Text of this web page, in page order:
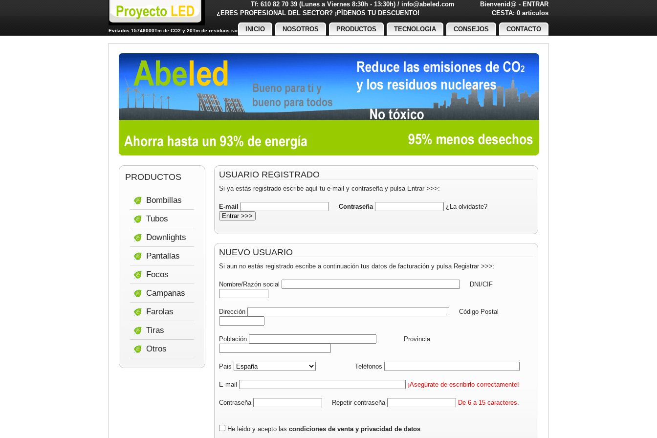
Tf: 610 82 70 39 (Lunes a Viernes 8:30h - 13:30h) / info@abeled.com Bienvenid@ - ENTRAR
¿ERES PROFESIONAL DEL SECTOR? ¡PÍDENOS TU DESCUENTO!
CESTA: 0 artículos
Evitados 15746000Tm de CO2 y 20Tm de residuos radiactivos
INICIO NOSOTROS PRODUCTOS TECNOLOGIA CONSEJOS CONTACTO
USUARIO REGISTRADO
Si ya estás registrado escribe aquí tu e-mail y contraseña y pulsa Entrar >>>:
E-mail Contraseña ¿La olvidaste?
NUEVO USUARIO
Si aun no estás registrado escribe a continuación tus datos de facturación y pulsa Registrar >>>:
Nombre/Razón social DNI/CIF
Dirección Código Postal
Población Provincia
Pais Teléfonos
E-mail ¡Asegúrate de escribirlo correctamente!
Contraseña Repetir contraseña De 6 a 15 caracteres.
He leido y acepto las condiciones de venta y privacidad de datos
PRODUCTOS
Bombillas
Tubos
Downlights
Pantallas
Focos
Campanas
Farolas
Tiras
Otros